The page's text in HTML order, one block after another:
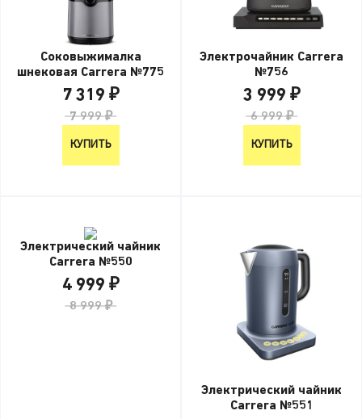
Соковыжималка
шнековая Carrera №775
7 319 ₽
7 999 ₽
КУПИТЬ
Электрочайник Carrera
№756
3 999 ₽
6 999 ₽
КУПИТЬ
Электрический чайник
Carrera №550
4 999 ₽
8 999 ₽
Электрический чайник
Carrera №551